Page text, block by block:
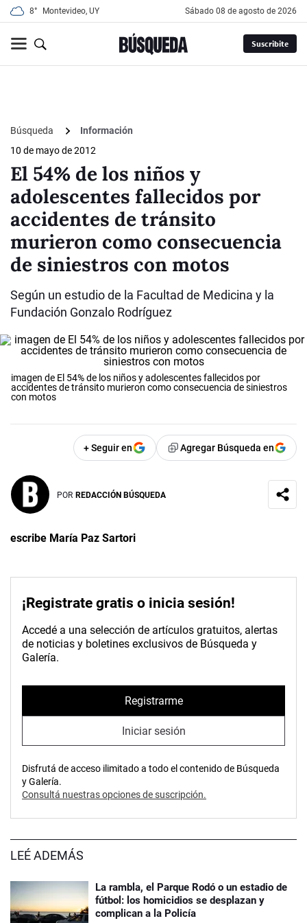
8° Montevideo, UY sábado 08 de agosto de 2026
Suscribite
Búsqueda
Información
10 de mayo de 2012
El 54% de los niños y
adolescentes fallecidos por
accidentes de tránsito
murieron como consecuencia
de siniestros con motos
Según un estudio de la Facultad de Medicina y la
Fundación Gonzalo Rodríguez
imagen de El 54% de los niños y adolescentes fallecidos por
accidentes de tránsito murieron como consecuencia de siniestros
con motos
+ Seguir en Agregar Búsqueda en
POR REDACCIÓN BÚSQUEDA
escribe María Paz Sartori
¡Registrate gratis o inicia sesión!
Accedé a una selección de artículos gratuitos, alertas
de noticias y boletines exclusivos de Búsqueda y
Galería.
Registrarme
Iniciar sesión
Disfrutá de acceso ilimitado a todo el contenido de Búsqueda
y Galería.
Consultá nuestras opciones de suscripción.
LEÉ ADEMÁS
La rambla, el Parque Rodó o un estadio de
fútbol: los homicidios se desplazan y
complican a la Policía